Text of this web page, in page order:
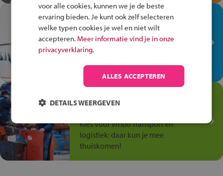
In de winkel ben je op je
plek!
Ontdek via het vmbo jouw talent
op de winkelvloer, waar elke dag
anders is!
Transport en Logistiek
Kies voor vmbo Transport en
logistiek: daar kun je mee
thuiskomen!
voor alle cookies, kunnen we je de beste
ervaring bieden. Je kunt ook zelf selecteren
welke typen cookies je wel en niet wilt
accepteren. Meer informatie vind je in onze
privacyverklaring.
ALLES ACCEPTEREN
DETAILS WEERGEVEN